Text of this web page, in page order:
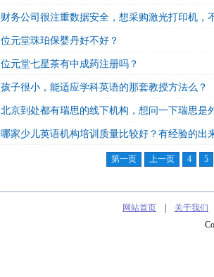
财务公司很注重数据安全，想采购激光打印机，
位元堂珠珀保婴丹好不好？
位元堂七星茶有中成药注册吗？
孩子很小，能适应学科英语的那套教授方法么？
北京到处都有瑞思的线下机构，想问一下瑞思是
哪家少儿英语机构培训质量比较好？有经验的
第一页 上一页 4 5
网站首页 关于我们